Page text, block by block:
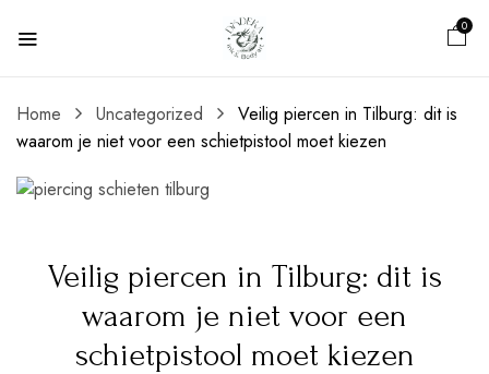
0
Home Uncategorized
Veilig piercen in Tilburg: dit is
waarom je niet voor een schietpistool moet kiezen
Veilig piercen in Tilburg: dit is
waarom je niet voor een
schietpistool moet kiezen